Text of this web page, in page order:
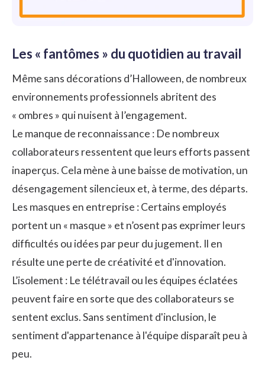
Les « fantômes » du quotidien au travail
Même sans décorations d’Halloween, de nombreux
environnements professionnels abritent des
« ombres » qui nuisent à l’engagement.
Le manque de reconnaissance : De nombreux
collaborateurs ressentent que leurs efforts passent
inaperçus. Cela mène à une baisse de motivation, un
désengagement silencieux et, à terme, des départs.
Les masques en entreprise : Certains employés
portent un « masque » et n’osent pas exprimer leurs
difficultés ou idées par peur du jugement. Il en
résulte une perte de créativité et d'innovation.
L’isolement : Le télétravail ou les équipes éclatées
peuvent faire en sorte que des collaborateurs se
sentent exclus. Sans sentiment d'inclusion, le
sentiment d'appartenance à l'équipe disparaît peu à
peu.